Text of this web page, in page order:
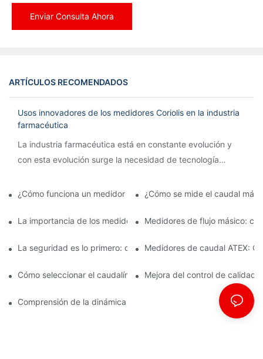
Enviar Consulta Ahora
ARTÍCULOS RECOMENDADOS
Usos innovadores de los medidores Coriolis en la industria
farmacéutica
La industria farmacéutica está en constante evolución y
con esta evolución surge la necesidad de tecnología
precisión.
¿Cómo funciona un medidor de caudal Coriolis?
¿Cómo se mide el caudal
La importancia de los medidores de flujo másico en la
Medidores de flujo másico:
La seguridad es lo primero: comprensión de los caudalímetros
Medidores de caudal ATEX:
Cómo seleccionar el caudalímetro ATEX adecuado para
Mejora del control de calidad
Comprensión de la dinámica de la medición del flujo másico de